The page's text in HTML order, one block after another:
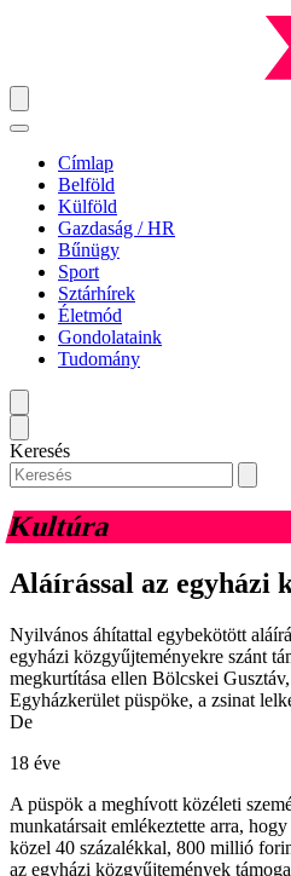
Címlap
Belföld
Külföld
Gazdaság / HR
Bűnügy
Sport
Sztárhírek
Életmód
Gondolataink
Tudomány
Keresés
Kultúra
Aláírással az egyházi
Nyilvános áhítattal egybekötött
egyházi közgyűjteményekre szánt
megkurtítása ellen Bölcskei
Egyházkerület püspöke, a zsinat
De
18 éve
A püspök a meghívott közéleti
munkatársait emlékeztette arra,
közel 40 százalékkal, 800 millió
az egyházi közgyűjtemények